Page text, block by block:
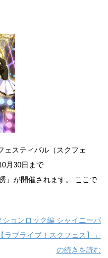
ェスティバル（スクフェ
月30日まで
」が開催されます。 ここで
ションロック編 シャイニーパ
ブライブ！スクフェス】」
の続きを読む